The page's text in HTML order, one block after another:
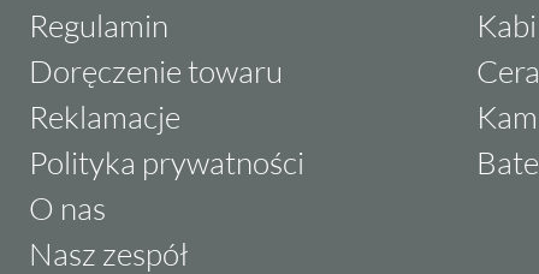
Regulamin
Doręczenie towaru
Reklamacje
Polityka prywatności
O nas
Nasz zespół